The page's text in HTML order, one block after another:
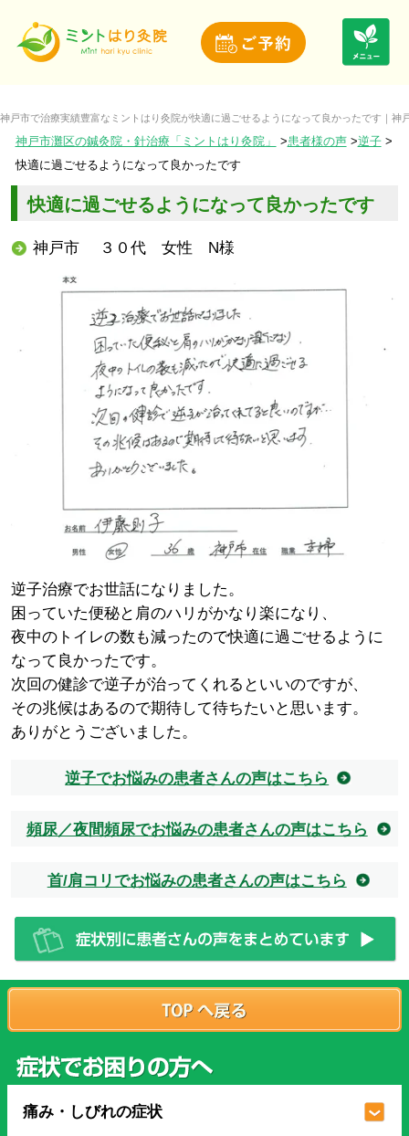
神戸市で治療実績豊富なミントはり灸院が快適に過ごせるようになって良かったです｜
神戸市灘区の鍼灸院・針治療「ミントはり灸院」 患者様の声
逆子
快適に過ごせるようになって良かったです
快適に過ごせるようになって良かったです
神戸市 ３０代 女性 N様
逆子治療でお世話になりました。
困っていた便秘と肩のハリがかなり楽になり、
夜中のトイレの数も減ったので快適に過ごせるように
なって良かったです。
次回の健診で逆子が治ってくれるといいのですが、
その兆候はあるので期待して待ちたいと思います。
ありがとうございました。
逆子でお悩みの患者さんの声はこちら
頻尿／夜間頻尿でお悩みの患者さんの声はこちら
首/肩コリでお悩みの患者さんの声はこちら
痛み・しびれの症状